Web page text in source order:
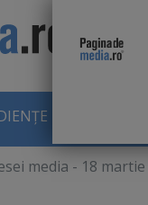
TV
media - 18 martie